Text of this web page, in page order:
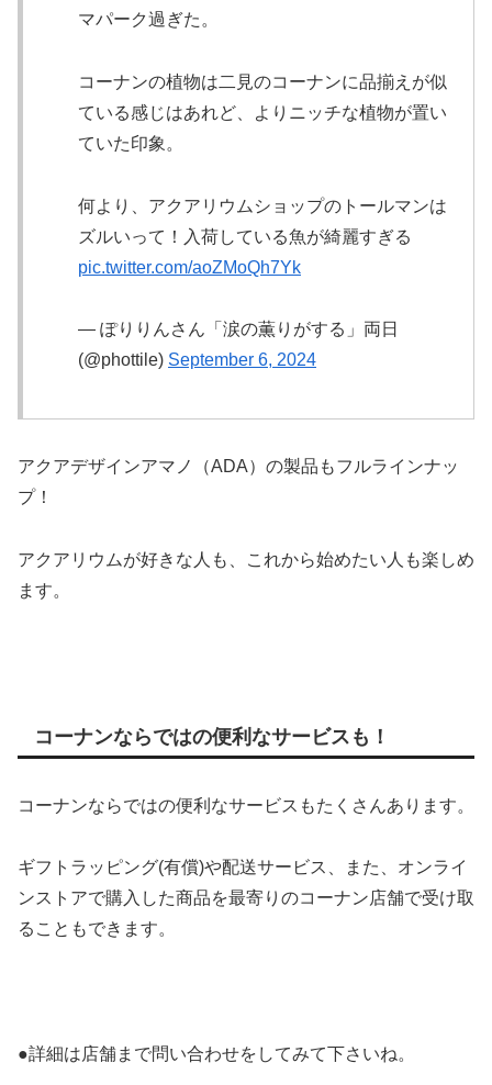
マパーク過ぎた。
コーナンの植物は二見のコーナンに品揃えが似
ている感じはあれど、よりニッチな植物が置い
ていた印象。
何より、アクアリウムショップのトールマンは
ズルいって！入荷している魚が綺麗すぎる
pic.twitter.com/aoZMoQh7Yk
— ぽりりんさん「涙の薫りがする」両日
(@phottile) September 6, 2024
アクアデザインアマノ（ADA）の製品もフルラインナッ
プ！
アクアリウムが好きな人も、これから始めたい人も楽しめ
ます。
コーナンならではの便利なサービスも！
コーナンならではの便利なサービスもたくさんあります。
ギフトラッピング(有償)や配送サービス、また、オンライ
ンストアで購入した商品を最寄りのコーナン店舗で受け取
ることもできます。
●詳細は店舗まで問い合わせをしてみて下さいね。